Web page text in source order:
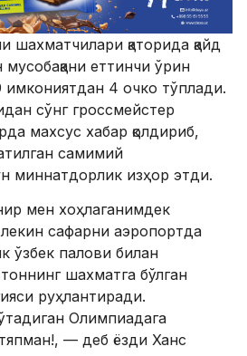
шахматчилари қаторида қайд
еттинчи ўрин
имкониятдан 4 очко тўплади.
сўнг гроссмейстер
махсус хабар қолдириб,
самимий
миннатдорлик изҳор этди.
мен хоҳлаганимдек
сафарни аэропортда
ўзбек палови билан
шахматга бўлган
руҳлантиради.
Олимпиадага
— деб ёзди Ханс